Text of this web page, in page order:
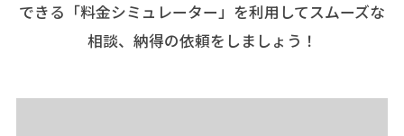
できる「料金シミュレーター」を利用してスムーズな
相談、納得の依頼をしましょう！